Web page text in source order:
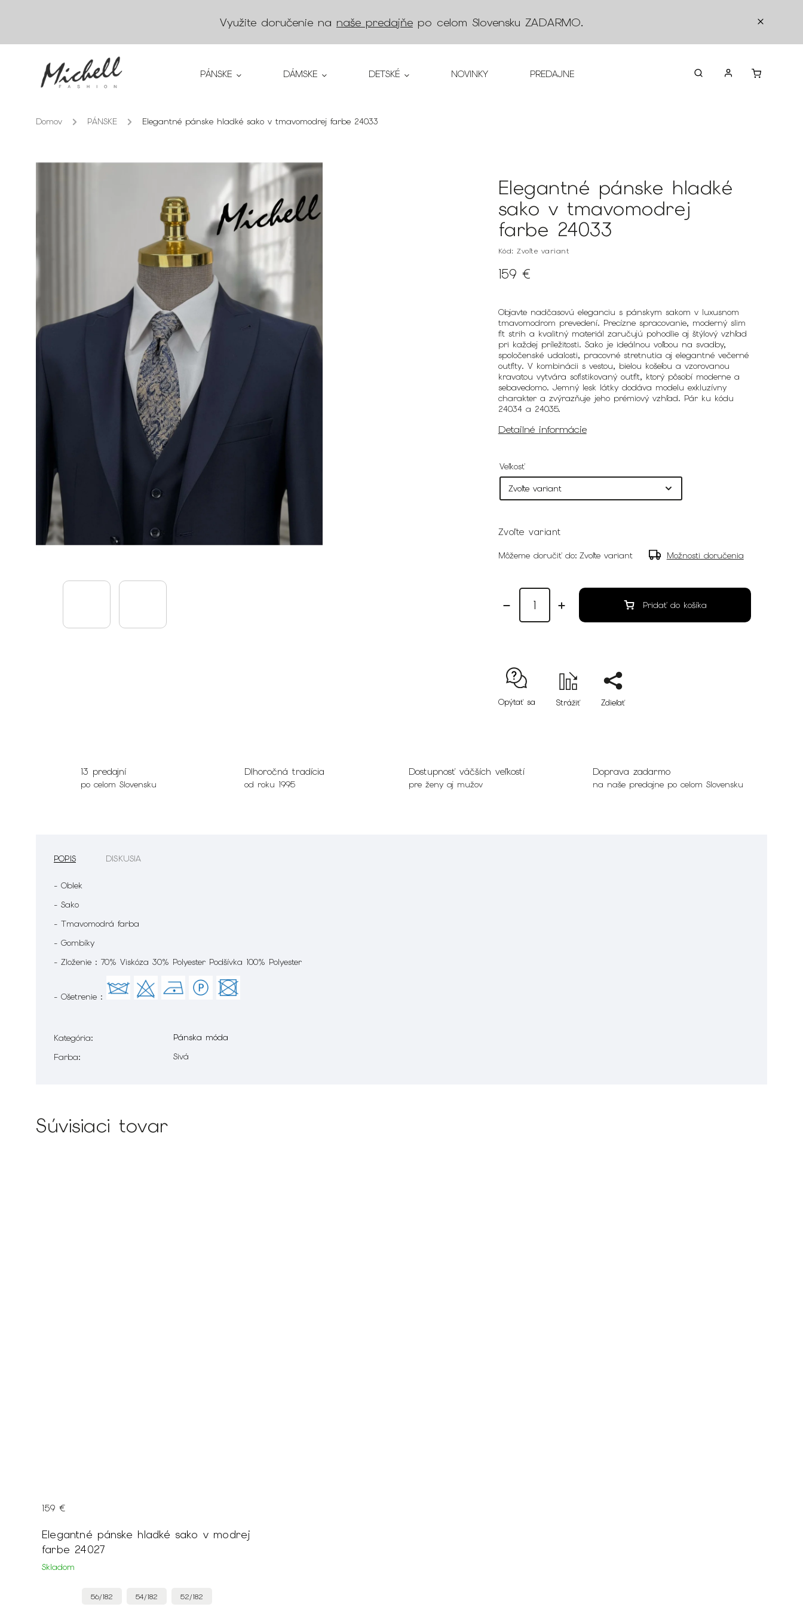
Využite doručenie na naše predajňe po celom Slovensku ZADARMO.
PÁNSKE DÁMSKE DETSKÉ NOVINKY PREDAJNE KONTAKTY
Domov / PÁNSKE / Elegantné pánske hladké sako v tmavomodrej farbe 24033
Elegantné pánske hladké
sako v tmavomodrej
farbe 24033
Kód: Zvoľte variant
159 €
Objavte nadčasovú eleganciu s pánskym sakom v luxusnom
tmavomodrom prevedení. Precízne spracovanie, moderný slim
fit strih a kvalitný materiál zaručujú pohodlie aj štýlový vzhľad
pri každej príležitosti. Sako je ideálnou voľbou na svadby,
spoločenské udalosti, pracovné stretnutia aj elegantné večerné
outfity. V kombinácii s vestou, bielou košeľou a vzorovanou
kravatou vytvára sofistikovaný outfit, ktorý pôsobí moderne a
sebavedomo. Jemný lesk látky dodáva modelu exkluzívny
charakter a zvýrazňuje jeho prémiový vzhľad. Pár ku kódu
24034 a 24035.
Detailné informácie
Veľkosť
Zvoľte variant
Môžeme doručiť do: Zvoľte variant Možnosti doručenia
Pridať do košíka
Opýtať sa Strážiť Zdieľať
13 predajní
po celom Slovensku
Dlhoročná tradícia
od roku 1995
Dostupnosť väčších veľkostí
pre ženy aj mužov
Doprava zadarmo
na naše predajne po celom Slovensku
POPIS DISKUSIA
- Oblek
- Sako
- Tmavomodrá farba
- Gombíky
- Zloženie : 70% Viskóza 30% Polyester Podšívka 100% Polyester
- Ošetrenie :
Kategória:
Pánska móda
Farba: Sivá
Súvisiaci tovar
Elegantné pánske hladké sako v modrej
farbe 24027
Skladom
159 €
56/182 54/182 52/182